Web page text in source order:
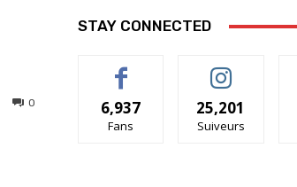
0
STAY CONNECTED
6,937
Fans
25,201
Suiveurs